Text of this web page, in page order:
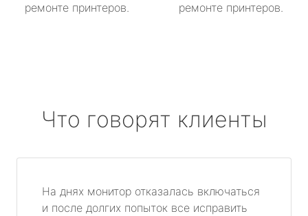
ремонте принтеров.
ремонте принтеров.
Что говорят клиенты
На днях монитор отказалась включаться
и после долгих попыток все исправить